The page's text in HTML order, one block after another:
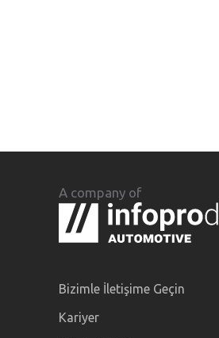
A company of
Bizimle İletişime Geçin
Kariyer